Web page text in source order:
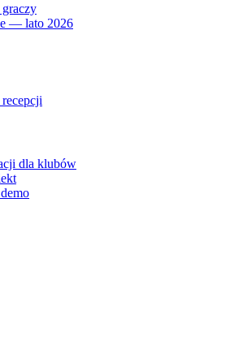
— lato 2026
dla klubów